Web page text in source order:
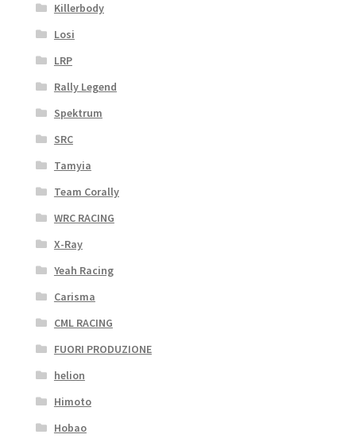
Killerbody
Losi
LRP
Rally Legend
Spektrum
SRC
Tamyia
Team Corally
WRC RACING
X-Ray
Yeah Racing
Carisma
CML RACING
FUORI PRODUZIONE
helion
Himoto
Hobao